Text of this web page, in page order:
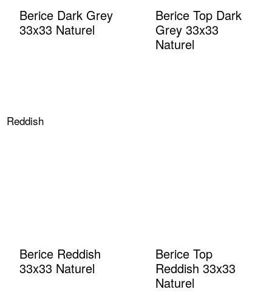
Berice Dark Grey
33x33 Naturel
Berice Top Dark
Grey 33x33
Naturel
Reddish
Berice Reddish
33x33 Naturel
Berice Top
Reddish 33x33
Naturel